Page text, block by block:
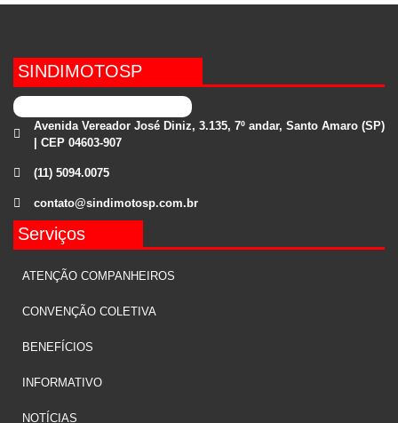
SINDIMOTOSP
Avenida Vereador José Diniz, 3.135, 7º andar, Santo Amaro (SP)
| CEP 04603-907
(11) 5094.0075
contato@sindimotosp.com.br
Serviços
ATENÇÃO COMPANHEIROS
CONVENÇÃO COLETIVA
BENEFÍCIOS
INFORMATIVO
NOTÍCIAS